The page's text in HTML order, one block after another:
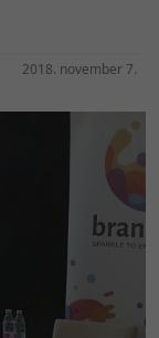
2018. november 7.